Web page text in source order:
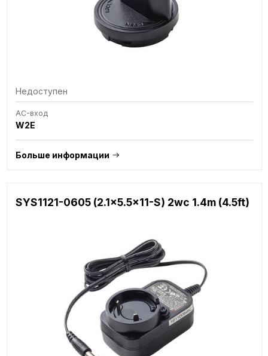
Недоступен
AC-вход
W2E
Больше информации
SYS1121-0605 (2.1x5.5x11-S) 2wc 1.4m (4.5ft)